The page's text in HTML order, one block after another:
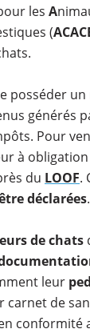
les A
(
posséder un
générés
Pour
à
du LOOF.
déclarées.
de chats
leur
carnet de
conformité